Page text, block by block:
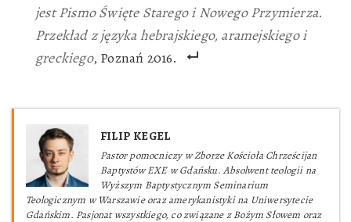
jest Pismo Święte Starego i Nowego Przymierza.
Przekład z języka hebrajskiego, aramejskiego i
greckiego, Poznań 2016.
FILIP KEGEL
Pastor pomocniczy w Zborze Kościoła Chrześcijan
Baptystów EXE w Gdańsku. Absolwent teologii na
Wyższym Baptystycznym Seminarium
Teologicznym w Warszawie oraz amerykanistyki na Uniwersytecie
Gdańskim. Pasjonat wszystkiego, co związane z Bożym Słowem oraz